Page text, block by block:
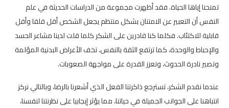
تمنحنا إياها الحياة. فقد أظهرت مجموعة من الدراسات الحديثة في علم
النفس أن التعبير عن الامتنان بشكل منتظم يجعل الشخص أقل قلقا وأقل
قابلية للاكتئاب. فكلما كنا قادرين على الشكر كلما قلت لدينا مشاعر الحسد
والإحباط والوحدة، كما ترتفع الثقة بالنفس، تخف الأعراض البدنية المؤلمة
وتصير نادرة الحدوث، وتعزز القدرة على مواجهة الصعوبات.
عندما نقدم الشكر، تسترجع ذاكرتنا الفعل الذي أشعرنا بالرضا، وبالتالي نركز
انتباهنا على الجوانب الجميلة في حياتنا، مما يؤثر إيجابيا على نظرنتنا لنفسنا،